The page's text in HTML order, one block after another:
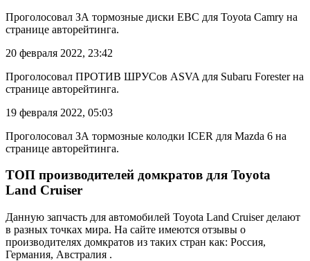
Проголосовал ЗА тормозные диски EBC для Toyota Camry на
странице авторейтинга.
20 февраля 2022, 23:42
Проголосовал ПРОТИВ ШРУСов ASVA для Subaru Forester на
странице авторейтинга.
19 февраля 2022, 05:03
Проголосовал ЗА тормозные колодки ICER для Mazda 6 на
странице авторейтинга.
ТОП производителей домкратов для Toyota
Land Cruiser
Данную запчасть для автомобилей Toyota Land Cruiser делают
в разных точках мира. На сайте имеются отзывы о
производителях домкратов из таких стран как: Россия,
Германия, Австралия .